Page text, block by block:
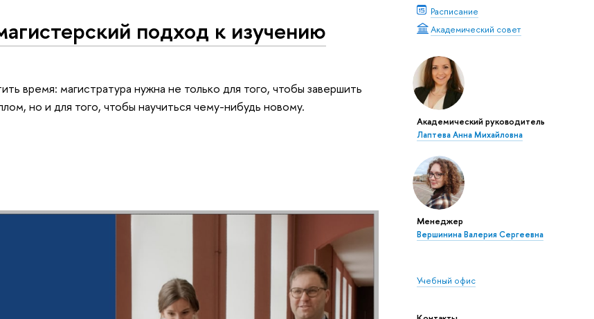
Расписание
Академический совет
Академический руководитель
Лаптева Анна Михайловна
Менеджер
Вершинина Валерия Сергеевна
Учебный офис
подход к изучению
время: магистратура нужна не только для того, чтобы завершить
но и для того, чтобы научиться чему-нибудь новому.